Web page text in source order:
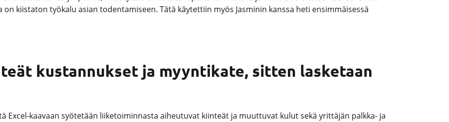
kiistaton työkalu asian todentamiseen. Tätä käytettiin myös Jasminin kanssa heti ensimmäisessä
kustannukset ja myyntikate, sitten lasketaan
Excel-kaavaan syötetään liiketoiminnasta aiheutuvat kiinteät ja muuttuvat kulut sekä yrittäjän palkka- ja